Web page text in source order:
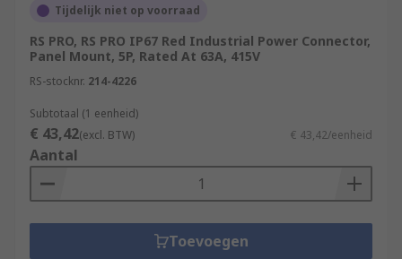
Tijdelijk niet op voorraad
RS PRO, RS PRO IP67 Red Industrial Power Connector,
Panel Mount, 5P, Rated At 63A, 415V
RS-stocknr. 214-4226
Subtotaal (1 eenheid)
€ 43,42(excl. BTW) € 43,42/eenheid
Aantal
Toevoegen